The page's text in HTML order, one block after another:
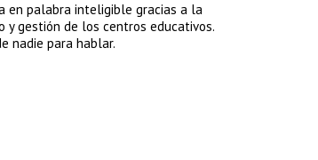
en palabra inteligible gracias a la
y gestión de los centros educativos.
nadie para hablar.